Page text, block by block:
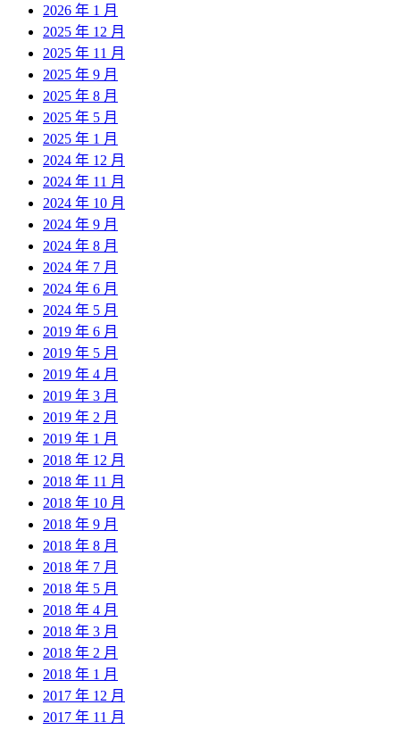
2026 年 1 月
2025 年 12 月
2025 年 11 月
2025 年 9 月
2025 年 8 月
2025 年 5 月
2025 年 1 月
2024 年 12 月
2024 年 11 月
2024 年 10 月
2024 年 9 月
2024 年 8 月
2024 年 7 月
2024 年 6 月
2024 年 5 月
2019 年 6 月
2019 年 5 月
2019 年 4 月
2019 年 3 月
2019 年 2 月
2019 年 1 月
2018 年 12 月
2018 年 11 月
2018 年 10 月
2018 年 9 月
2018 年 8 月
2018 年 7 月
2018 年 5 月
2018 年 4 月
2018 年 3 月
2018 年 2 月
2018 年 1 月
2017 年 12 月
2017 年 11 月